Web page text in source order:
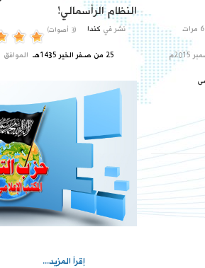
النظام الرأسمالي!
نشر في كندا (3 أصوات)
25 من صـفر الخير 1435هـ الموافق
إقرأ المزيد...